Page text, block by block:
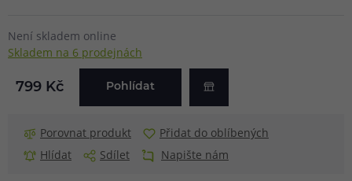
Není skladem online
Skladem na 6 prodejnách
799 Kč Pohlídat
Porovnat produkt
Přidat do oblíbených
Hlídat
Sdílet Napište nám